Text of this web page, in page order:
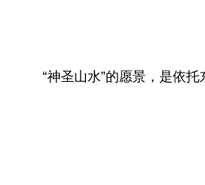
“神圣山水”的愿景，是依托